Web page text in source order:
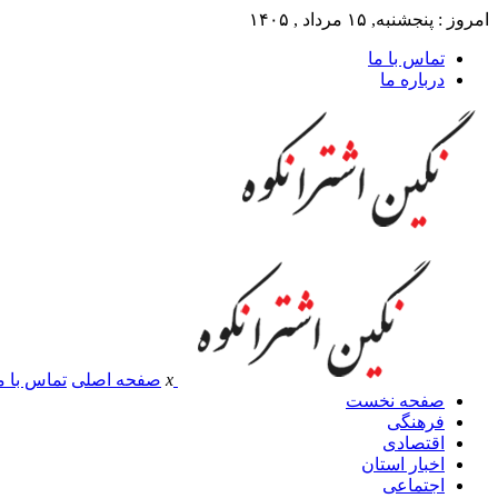
امروز : پنجشنبه, ۱۵ مرداد , ۱۴۰۵
تماس با ما
درباره ما
x صفحه اصلی تماس با
صفحه نخست
فرهنگی
اقتصادی
اخبار استان
اجتماعی